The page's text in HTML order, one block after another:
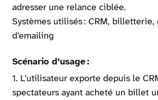
adresser une relance ciblée.
Systèmes utilisés : CRM,
d’emailing
Scénario d’usage :
L’utilisateur exporte depuis le
spectateurs ayant acheté un billet